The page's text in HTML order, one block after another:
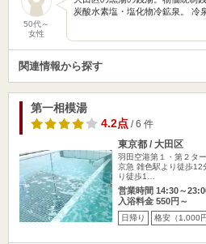
50代～
女性
炭酸水素塩・塩化物冷鉱泉。 冷
関連情報から探す
第一相模湯
4.2点/ 6 件
東京都 / 大田区
羽田空港第１・第２タ
京急 雑色駅より徒歩12
り徒歩1…
営業時間 14:30～
入浴料金 550円～
日帰り 格安（1,000